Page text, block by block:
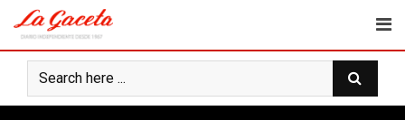
content